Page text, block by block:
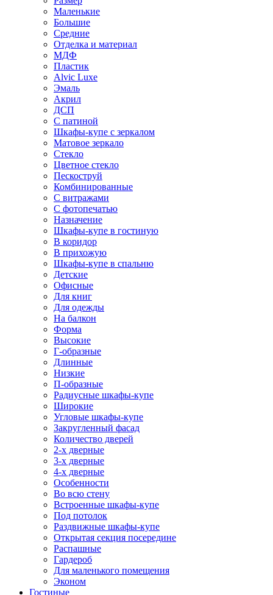
Маленькие
Большие
Средние
Отделка и материал
МДФ
Пластик
Alvic Luxe
Эмаль
Акрил
ДСП
С патиной
Шкафы-купе с зеркалом
Матовое зеркало
Стекло
Цветное стекло
Пескоструй
Комбинированные
С витражами
С фотопечатью
Назначение
Шкафы-купе в гостиную
В коридор
В прихожую
Шкафы-купе в спальню
Детские
Офисные
Для книг
Для одежды
На балкон
Форма
Высокие
Г-образные
Длинные
Низкие
П-образные
Радиусные шкафы-купе
Широкие
Угловые шкафы-купе
Закругленный фасад
Количество дверей
2-х дверные
3-х дверные
4-х дверные
Особенности
Во всю стену
Встроенные шкафы-купе
Под потолок
Раздвижные шкафы-купе
Открытая секция посередине
Распашные
Гардероб
Для маленького помещения
Эконом
Гостиные